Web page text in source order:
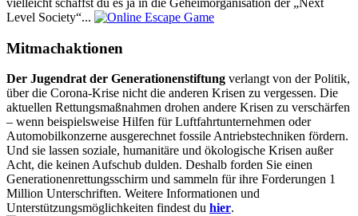
Level Society“...
Mitmachaktionen
Der Jugendrat der Generationenstiftung verlangt von der Politik,
über die Corona-Krise nicht die anderen Krisen zu vergessen. Die
aktuellen Rettungsmaßnahmen drohen andere Krisen zu verschärfen
– wenn beispielsweise Hilfen für Luftfahrtunternehmen oder
Automobilkonzerne ausgerechnet fossile Antriebstechniken fördern.
Und sie lassen soziale, humanitäre und ökologische Krisen außer
Acht, die keinen Aufschub dulden. Deshalb forden Sie einen
Generationenrettungsschirm und sammeln für ihre Forderungen 1
Million Unterschriften. Weitere Informationen und
Unterstützungsmöglichkeiten findest du hier.